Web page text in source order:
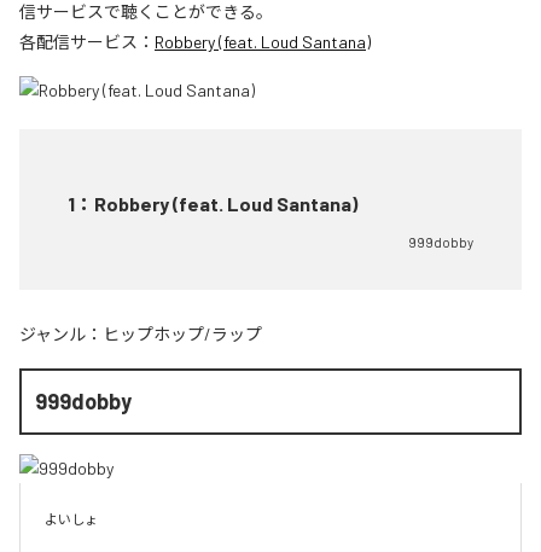
信サービスで聴くことができる。
各配信サービス： Robbery (feat. Loud Santana)
1 ： Robbery (feat. Loud Santana)
999dobby
ジャンル： ヒップホップ/ラップ
999dobby
よいしょ